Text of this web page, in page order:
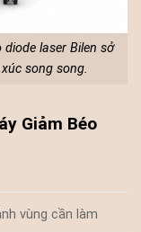
laser Bilen sở
song song.
Giảm Béo
vùng cần làm